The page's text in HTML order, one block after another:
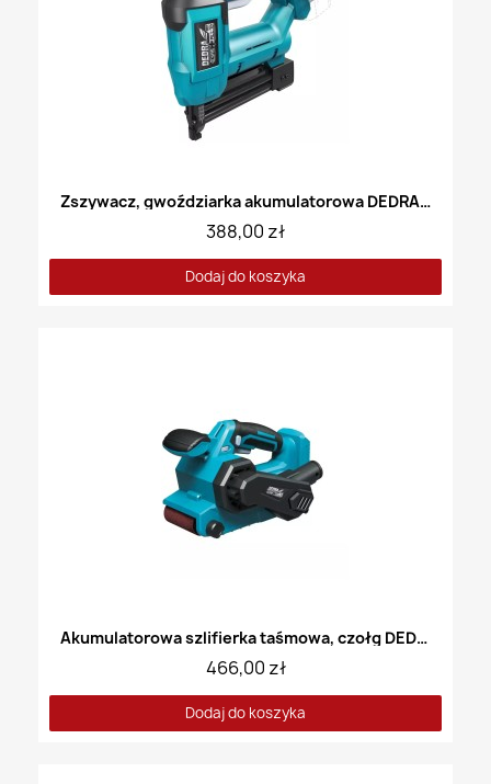
Zszywacz, gwoździarka akumulatorowa DEDRA DED7055
388,00 zł
Dodaj do koszyka
Akumulatorowa szlifierka taśmowa, czołg DEDRA DED6901
466,00 zł
Dodaj do koszyka